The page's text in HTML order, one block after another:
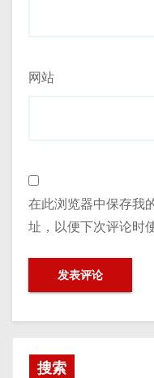
网站
在此浏览器中保存我
址，以便下次评论时
搜索